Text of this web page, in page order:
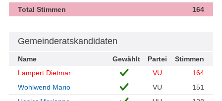
Total Stimmen
164
Gemeinderatskandidaten
Name Gewählt Partei
Stimmen
Lampert Dietmar
VU
164
Wohlwend Mario
VU
151